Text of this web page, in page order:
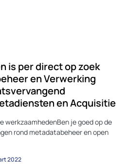
is per direct op zoek
en Verwerking
en Acquisitie
werkzaamhedenBen je goed op de
rond metadatabeheer en open
2022